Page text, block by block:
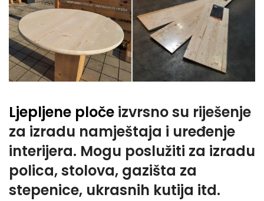
Ljepljene ploče izvrsno su riješenje
za izradu namještaja i uređenje
interijera. Mogu poslužiti za izradu
polica, stolova, gazišta za
stepenice, ukrasnih kutija itd.